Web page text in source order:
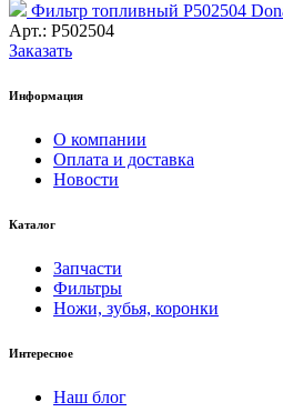
Фильтр топливный P502504
Арт.: P502504
Заказать
Информация
О компании
Оплата и доставка
Новости
Каталог
Запчасти
Фильтры
Ножи, зубья, коронки
Интересное
Наш блог